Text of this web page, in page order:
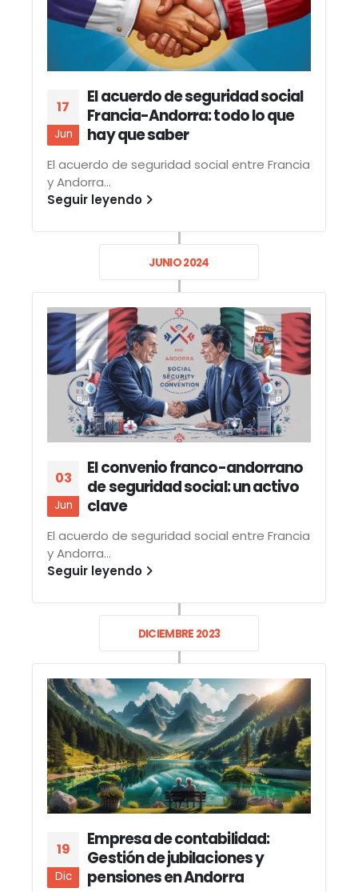
17
Jun
El acuerdo de seguridad social
Francia-Andorra: todo lo que
hay que saber
El acuerdo de seguridad social entre Francia
y Andorra...
Seguir leyendo
JUNIO 2024
03
Jun
El convenio franco-andorrano
de seguridad social: un activo
clave
El acuerdo de seguridad social entre Francia
y Andorra...
Seguir leyendo
DICIEMBRE 2023
19
Dic
Empresa de contabilidad:
Gestión de jubilaciones y
pensiones en Andorra